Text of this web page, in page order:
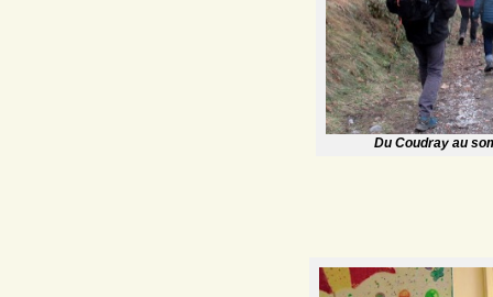
Du Coudray au